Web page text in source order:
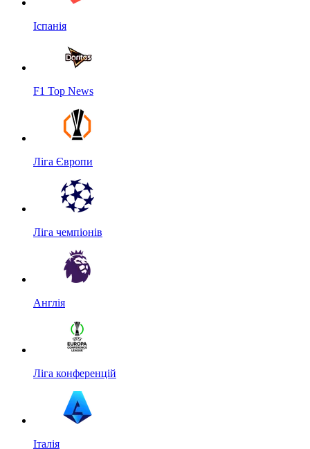
Іспанія
F1 Top News
Ліга Європи
Ліга чемпіонів
Англія
Ліга конференцій
Італія